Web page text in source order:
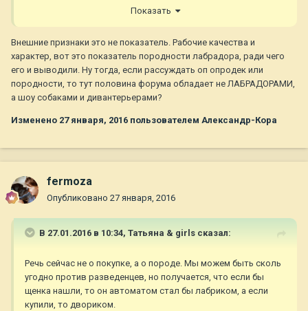
которые характеризуют ее как высоко качественного
представителя породы (как-то так).
Показать
Внешние признаки это не показатель. Рабочие качества и
характер, вот это показатель породности лабрадора, ради чего
его и выводили. Ну тогда, если рассуждать оп опродек или
породности, то тут половина форума обладает не ЛАБРАДОРАМИ,
а шоу собаками и дивантерьерами?
Изменено 27 января, 2016 пользователем Александр-Кора
fermoza
Опубликовано 27 января, 2016
В 27.01.2016 в 10:34, Татьяна & girls сказал:
Речь сейчас не о покупке, а о породе. Мы можем быть сколь
угодно против разведенцев, но получается, что если бы
щенка нашли, то он автоматом стал бы лабриком, а если
купили, то двориком.